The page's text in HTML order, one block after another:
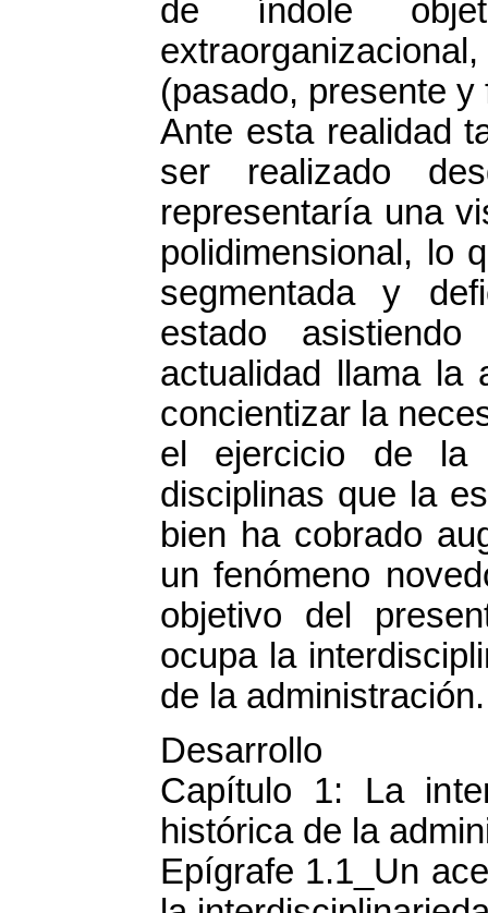
de índole
(pasado, presente y
Ante esta realidad
ser realizado
representaría una
polidimensional, lo
segmentada y
estado
actualidad llama la
concientizar la
el ejercicio de la
disciplinas que la
bien ha cobrado
un fenómeno
objetivo del
ocupa la
de la administración.
Desarrollo
Capítulo 1: La
histórica de la
Epígrafe 1.1_Un